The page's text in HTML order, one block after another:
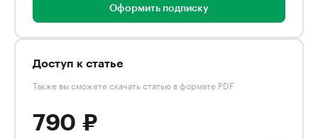
Оформить подписку
Доступ к статье
Также вы сможете скачать статью в формате PDF
790 ₽